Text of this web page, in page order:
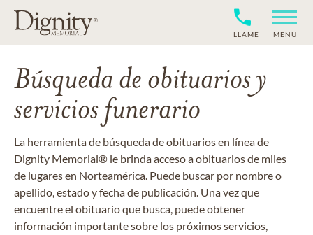
LLAME MENÚ
Búsqueda de obituarios y
servicios funerario
La herramienta de búsqueda de obituarios en línea de
Dignity Memorial® le brinda acceso a obituarios de miles
de lugares en Norteamérica. Puede buscar por nombre o
apellido, estado y fecha de publicación. Una vez que
encuentre el obituario que busca, puede obtener
información importante sobre los próximos servicios,